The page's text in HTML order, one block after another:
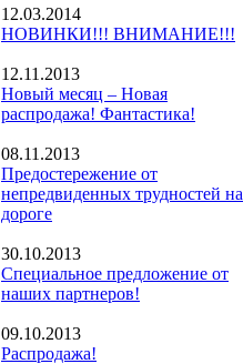
12.03.2014
НОВИНКИ!!! ВНИМАНИЕ!!!
12.11.2013
Новый месяц – Новая
распродажа! Фантастика!
08.11.2013
Предостережение от
непредвиденных трудностей на
дороге
30.10.2013
Специальное предложение от
наших партнеров!
09.10.2013
Распродажа!